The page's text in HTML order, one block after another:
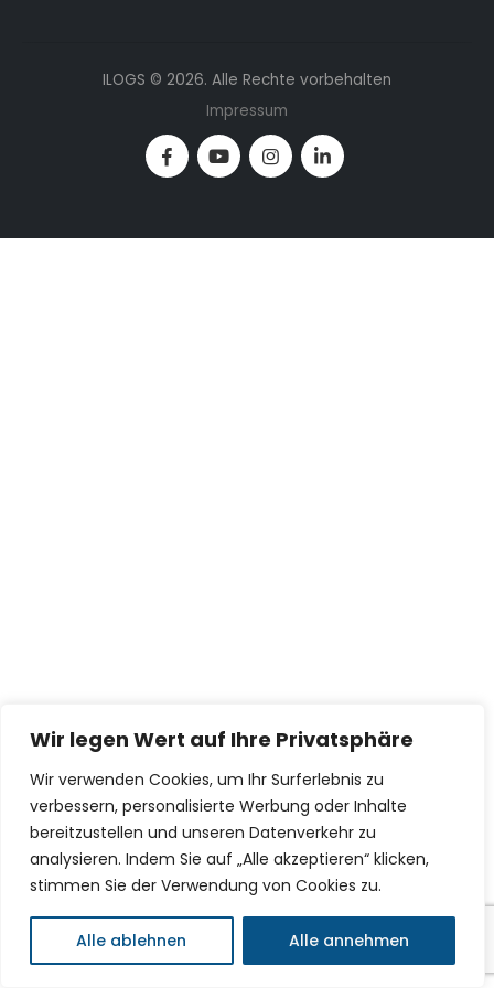
Wir legen Wert auf Ihre Privatsphäre
Wir verwenden Cookies, um Ihr Surferlebnis zu
verbessern, personalisierte Werbung oder Inhalte
bereitzustellen und unseren Datenverkehr zu
analysieren. Indem Sie auf „Alle akzeptieren“ klicken,
stimmen Sie der Verwendung von Cookies zu.
Alle ablehnen Alle annehmen
ILOGS © 2026. Alle Rechte vorbehalten
Impressum